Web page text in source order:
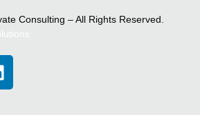
Consulting – All Rights Reserved.